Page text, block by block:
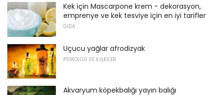
Kek için Mascarpone krem ​​- dekorasyon,
emprenye ve kek tesviye için en iyi tarifler
GIDA
Uçucu yağlar afrodizyak
PSIKOLOJI VE İLIŞKILER
Akvaryum köpekbalığı yayın balığı